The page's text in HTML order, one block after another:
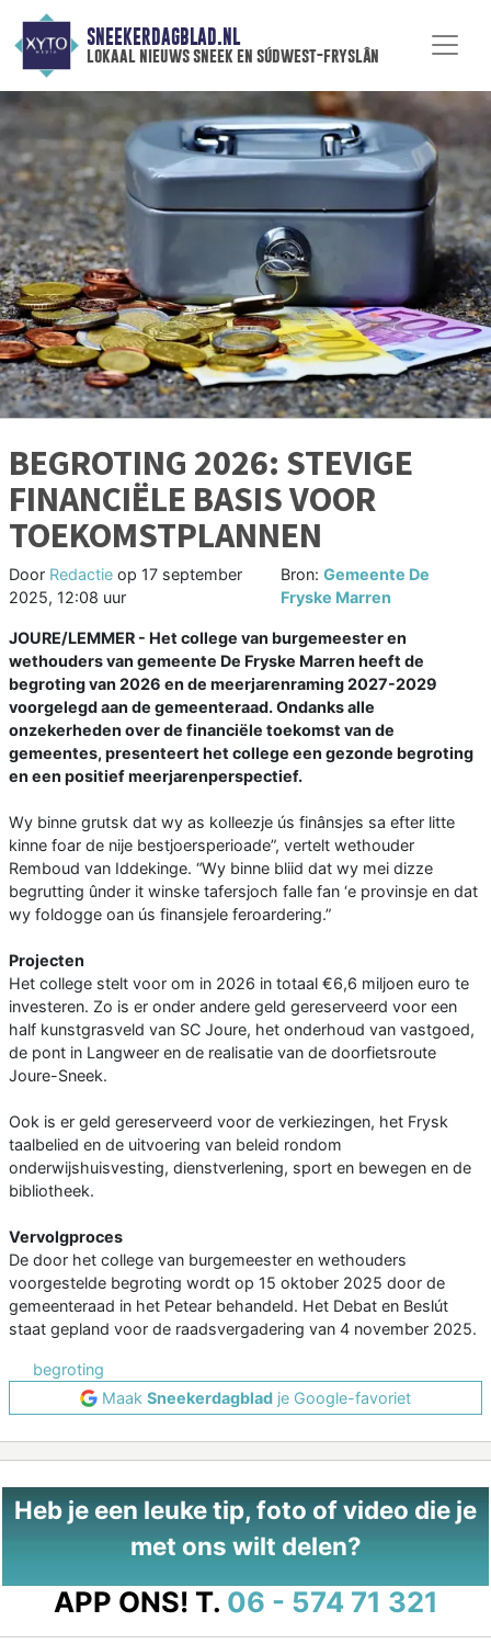
SNEEKERDAGBLAD.NL
lokaal nieuws sneek en súdwest-fryslân
BEGROTING 2026: STEVIGE
FINANCIËLE BASIS VOOR
TOEKOMSTPLANNEN
Door Redactie op 17 september
2025, 12:08 uur
Bron:Gemeente De
Fryske Marren
JOURE/LEMMER - Het college van burgemeester en
wethouders van gemeente De Fryske Marren heeft de
begroting van 2026 en de meerjarenraming 2027-2029
voorgelegd aan de gemeenteraad. Ondanks alle
onzekerheden over de financiële toekomst van de
gemeentes, presenteert het college een gezonde begroting
en een positief meerjarenperspectief.
Wy binne grutsk dat wy as kolleezje ús finânsjes sa efter litte
kinne foar de nije bestjoersperioade”, vertelt wethouder
Remboud van Iddekinge. “Wy binne bliid dat wy mei dizze
begrutting ûnder it winske tafersjoch falle fan ‘e provinsje en dat
wy foldogge oan ús finansjele feroardering.”
Projecten
Het college stelt voor om in 2026 in totaal €6,6 miljoen euro te
investeren. Zo is er onder andere geld gereserveerd voor een
half kunstgrasveld van SC Joure, het onderhoud van vastgoed,
de pont in Langweer en de realisatie van de doorfietsroute
Joure-Sneek.
Ook is er geld gereserveerd voor de verkiezingen, het Frysk
taalbelied en de uitvoering van beleid rondom
onderwijshuisvesting, dienstverlening, sport en bewegen en de
bibliotheek.
Vervolgproces
De door het college van burgemeester en wethouders
voorgestelde begroting wordt op 15 oktober 2025 door de
gemeenteraad in het Petear behandeld. Het Debat en Beslút
staat gepland voor de raadsvergadering van 4 november 2025.
begroting
Maak Sneekerdagblad je Google-favoriet
Heb je een leuke tip, foto of video die je
met ons wilt delen?
APP ONS! T. 06 - 574 71 321